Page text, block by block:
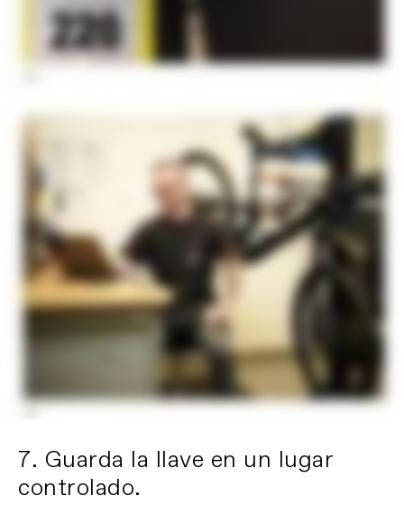
7. Guarda la llave en un lugar
controlado.